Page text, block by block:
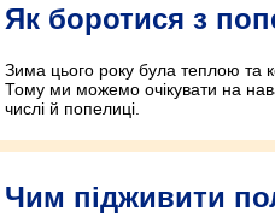
Як боротися з
Зима цього року була теплою та
Тому ми можемо очікувати на
числі й попелиці.
Чим підживити